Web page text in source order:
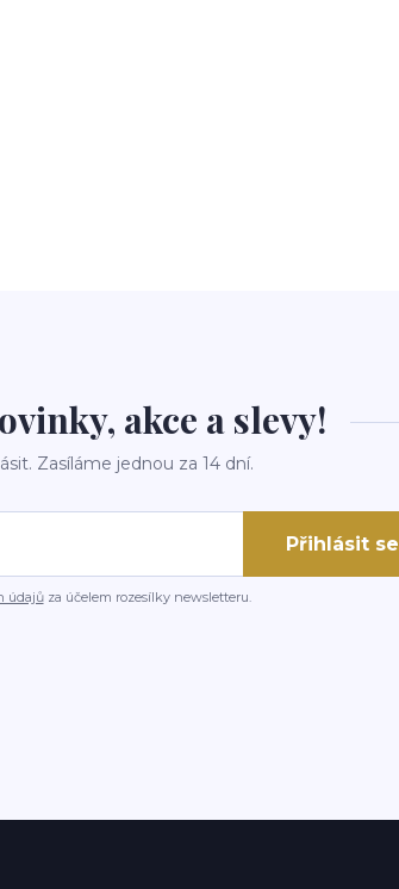
akce a slevy!
Zasíláme jednou za 14 dní.
Přihlásit se
údajůza účelem rozesílky newsletteru.